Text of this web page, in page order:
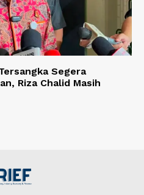
Segera
Riza Chalid Masih